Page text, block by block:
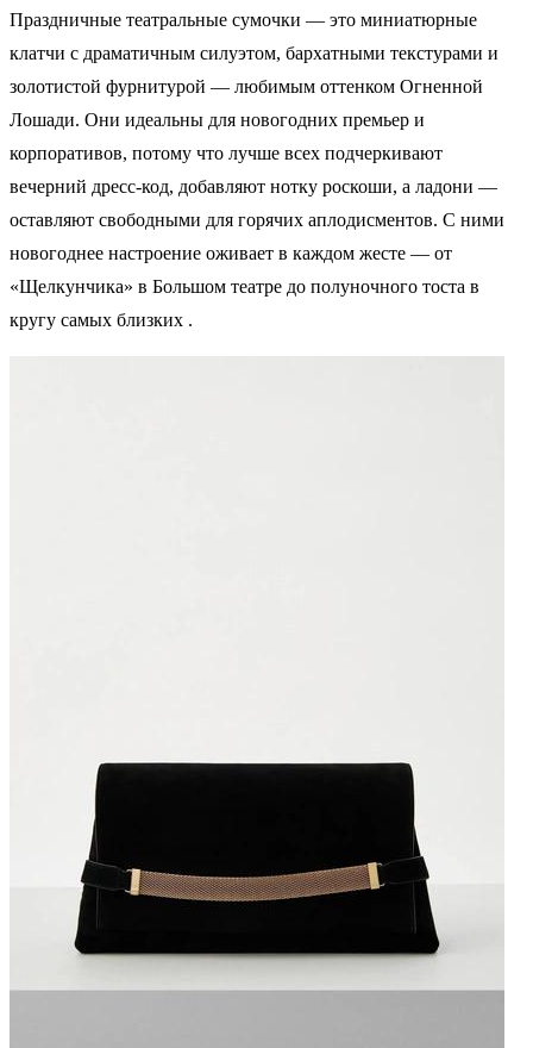
Праздничные театральные сумочки — это миниатюрные
клатчи с драматичным силуэтом, бархатными текстурами и
золотистой фурнитурой — любимым оттенком Огненной
Лошади. Они идеальны для новогодних премьер и
корпоративов, потому что лучше всех подчеркивают
вечерний дресс-код, добавляют нотку роскоши, а ладони —
оставляют свободными для горячих аплодисментов. С ними
новогоднее настроение оживает в каждом жесте — от
«Щелкунчика» в Большом театре до полуночного тоста в
кругу самых близких .